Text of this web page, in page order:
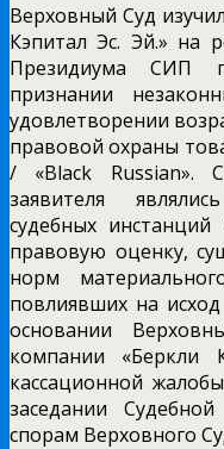
Верховный Суд
Кэпитал Эс. Эй.» на
Президиума СИП
признании
удовлетворении
правовой охраны
/ «Black Russian».
заявителя
судебных
правовую оценку,
норм
повлиявших на
основании
компании «Беркли
кассационной
заседании
спорам Верховного